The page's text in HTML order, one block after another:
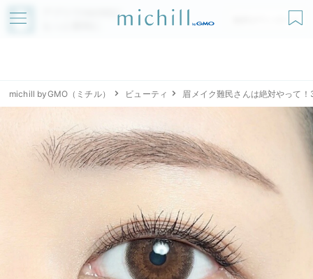
アプリでmichillが
無料ダウンロード
michill byGMO（ミチル） ビューティ 眉メイク難民さんは絶対やって